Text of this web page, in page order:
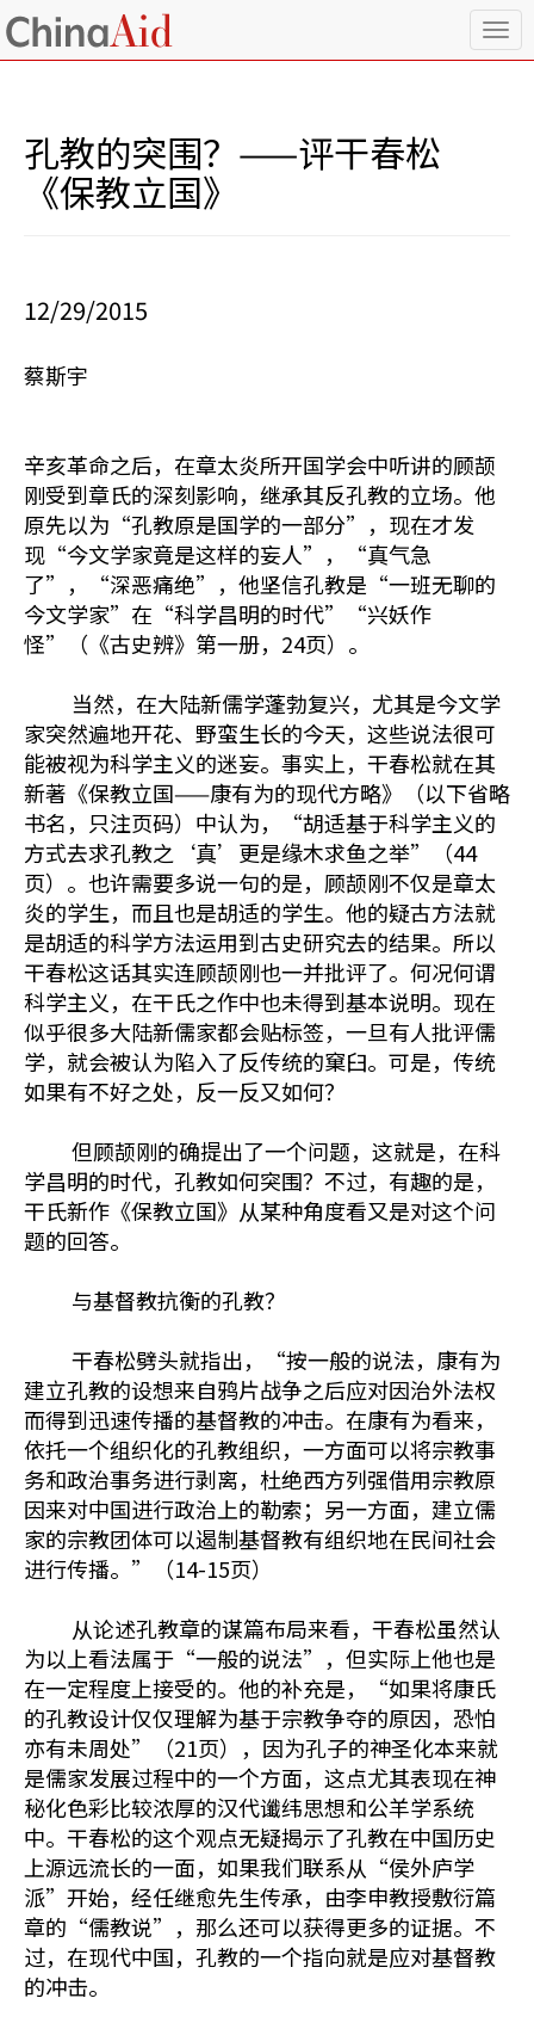
T
o
孔教的突围？——评干春松
《保教立国》
12/29/2015
蔡斯宇
辛亥革命之后，在章太炎所开国学会中听讲的顾颉
刚受到章氏的深刻影响，继承其反孔教的立场。他
原先以为“孔教原是国学的一部分”，现在才发
现“今文学家竟是这样的妄人”，“真气急
了”，“深恶痛绝”，他坚信孔教是“一班无聊的
今文学家”在“科学昌明的时代”“兴妖作
怪”（《古史辨》第一册，24页）。
当然，在大陆新儒学蓬勃复兴，尤其是今文学
家突然遍地开花、野蛮生长的今天，这些说法很可
能被视为科学主义的迷妄。事实上，干春松就在其
新著《保教立国——康有为的现代方略》（以下省略
书名，只注页码）中认为，“胡适基于科学主义的
方式去求孔教之‘真’更是缘木求鱼之举”（44
页）。也许需要多说一句的是，顾颉刚不仅是章太
炎的学生，而且也是胡适的学生。他的疑古方法就
是胡适的科学方法运用到古史研究去的结果。所以
干春松这话其实连顾颉刚也一并批评了。何况何谓
科学主义，在干氏之作中也未得到基本说明。现在
似乎很多大陆新儒家都会贴标签，一旦有人批评儒
学，就会被认为陷入了反传统的窠臼。可是，传统
如果有不好之处，反一反又如何？
但顾颉刚的确提出了一个问题，这就是，在科
学昌明的时代，孔教如何突围？不过，有趣的是，
干氏新作《保教立国》从某种角度看又是对这个问
题的回答。
与基督教抗衡的孔教？
干春松劈头就指出，“按一般的说法，康有为
建立孔教的设想来自鸦片战争之后应对因治外法权
而得到迅速传播的基督教的冲击。在康有为看来，
依托一个组织化的孔教组织，一方面可以将宗教事
务和政治事务进行剥离，杜绝西方列强借用宗教原
因来对中国进行政治上的勒索；另一方面，建立儒
家的宗教团体可以遏制基督教有组织地在民间社会
进行传播。”（14-15页）
从论述孔教章的谋篇布局来看，干春松虽然认
为以上看法属于“一般的说法”，但实际上他也是
在一定程度上接受的。他的补充是，“如果将康氏
的孔教设计仅仅理解为基于宗教争夺的原因，恐怕
亦有未周处”（21页），因为孔子的神圣化本来就
是儒家发展过程中的一个方面，这点尤其表现在神
秘化色彩比较浓厚的汉代谶纬思想和公羊学系统
中。干春松的这个观点无疑揭示了孔教在中国历史
上源远流长的一面，如果我们联系从“侯外庐学
派”开始，经任继愈先生传承，由李申教授敷衍篇
章的“儒教说”，那么还可以获得更多的证据。不
过，在现代中国，孔教的一个指向就是应对基督教
的冲击。